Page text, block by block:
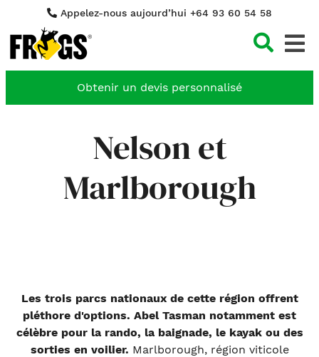
Appelez-nous aujourd’hui +64 93 60 54 58
Obtenir un devis personnalisé
Nelson et
Marlborough
Les trois parcs nationaux de cette région offrent
pléthore d'options. Abel Tasman notamment est
célèbre pour la rando, la baignade, le kayak ou des
sorties en voilier. Marlborough, région viticole